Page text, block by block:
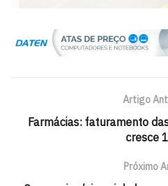
Artigo
Farmácias: faturamento
cresce
Próximo